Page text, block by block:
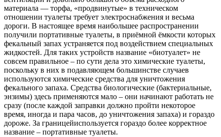
материала — торфа, «продвинутые» в техническом
отношении туалеты требует электроснабжения и весьма
дороги. В настоящее время наибольшее распространении
получили портативные туалеты, в приёмной ёмкости которых
фекальный запах устраняется под воздействием специальных
жидкостей. Для таких устройств название «биотуалет» не
совсем правильное – по сути дела это химические туалеты,
поскольку в них в подавляющем большинстве случаев
используются химические средства для уничтожения
фекального запаха. Средства биологические (бактериальные,
энзимы) здесь применяются мало – они начинают работать не
сразу (после каждой заправки должно пройти некоторое
время, иногда и пара часов, до уничтожения запаха) и гораздо
дороже. За границейиспользуется гораздо более корректное
название – портативные туалеты.